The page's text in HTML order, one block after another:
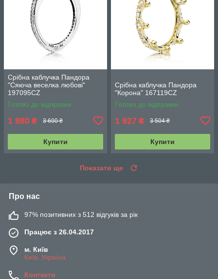
Срібна каблучка Пандора
"Сяюча веселка любові"
197095CZ
Готово до відправки
1 980 ₴ 3 600 ₴
Купити
Срібна каблучка Пандора
"Корона" 167119CZ
Готово до відправки
1 927 ₴ 3 504 ₴
Купити
Показати ще
Про нас
97% позитивних з 512 відгуків за рік
Працює з 26.04.2017
м. Київ
Київ, Україна
Контакти